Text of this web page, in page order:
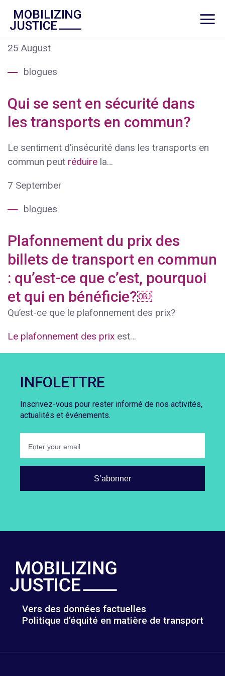
25 August
blogues
Qui se sent en sécurité dans
les transports en commun?
Le sentiment d’insécurité dans les transports en
commun peut réduire la…
7 September
blogues
Plafonnement du prix des
billets de transport en commun
: qu’est-ce que c’est, pourquoi
et qui en bénéficie?￼
Qu’est-ce que le plafonnement des prix?
Le plafonnement des prix est…
Vers des données factuelles
Politique d’équité en matière de transport
INFOLETTRE
Inscrivez-vous pour rester informé de nos activités,
actualités et événements.